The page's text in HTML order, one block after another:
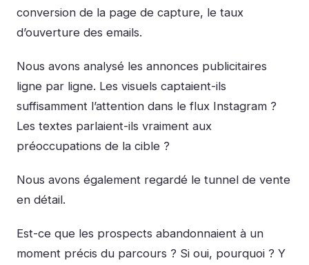
conversion de la page de capture, le taux
d’ouverture des emails.
Nous avons analysé les annonces publicitaires
ligne par ligne. Les visuels captaient-ils
suffisamment l’attention dans le flux Instagram ?
Les textes parlaient-ils vraiment aux
préoccupations de la cible ?
Nous avons également regardé le tunnel de vente
en détail.
Est-ce que les prospects abandonnaient à un
moment précis du parcours ? Si oui, pourquoi ? Y